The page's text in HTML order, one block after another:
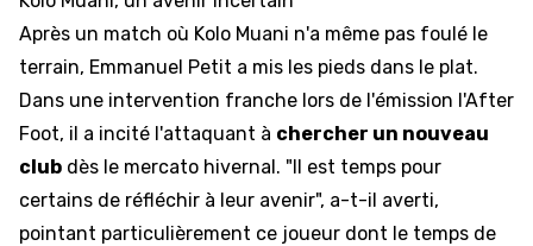
Après un match où Kolo Muani n'a même pas foulé le
terrain, Emmanuel Petit a mis les pieds dans le plat.
Dans une intervention franche lors de l'émission l'After
Foot, il a incité l'attaquant à chercher un nouveau
club dès le mercato hivernal. "Il est temps pour
certains de réfléchir à leur avenir", a-t-il averti,
pointant particulièrement ce joueur dont le temps de